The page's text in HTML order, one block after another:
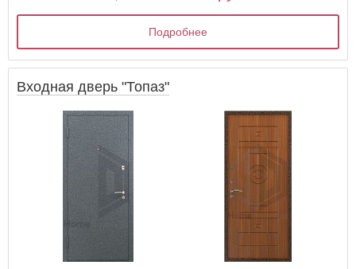
Подробнее
Входная дверь "Топаз"